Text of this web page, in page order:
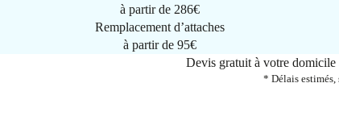
à partir de 286€
Remplacement d’attaches
à partir de 95€
Devis gratuit à votre
* Délais